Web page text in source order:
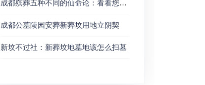
成都殡葬五种不同的仙命论：看看您到底信哪一种？
成都公墓陵园安葬新葬坟用地立阴契
新坟不过社：新葬坟地墓地该怎么扫墓